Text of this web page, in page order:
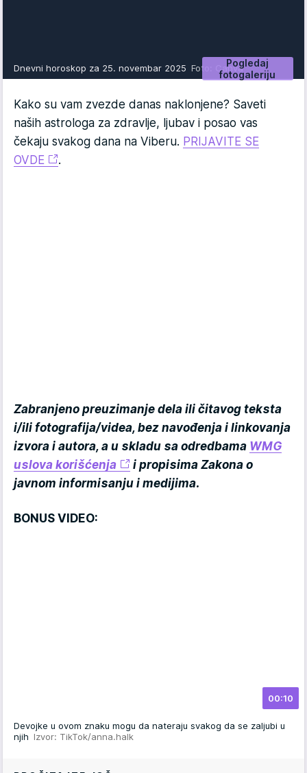
Pogledaj
fotogaleriju
Dnevni horoskop za 25. novembar 2025 Foto: Canva
Kako su vam zvezde danas naklonjene? Saveti
naših astrologa za zdravlje, ljubav i posao vas
čekaju svakog dana na Viberu. PRIJAVITE SE
OVDE
.
Zabranjeno preuzimanje dela ili čitavog teksta
i/ili fotografija/videa, bez navođenja i linkovanja
izvora i autora, a u skladu sa odredbama WMG
uslova korišćenja
i propisima Zakona o
javnom informisanju i medijima.
BONUS VIDEO:
00:10
Devojke u ovom znaku mogu da nateraju svakog da se zaljubi u
njih Izvor: TikTok/anna.halk